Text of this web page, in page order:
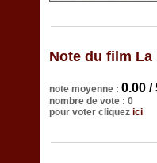
Note du film
note moyenne : 0.00 /
nombre de vote : 0
pour voter cliquez ici